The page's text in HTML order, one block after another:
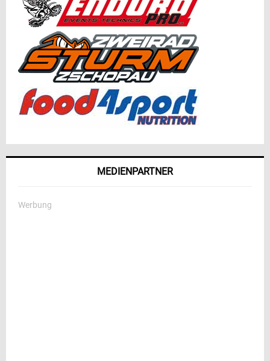
MEDIENPARTNER
Werbung